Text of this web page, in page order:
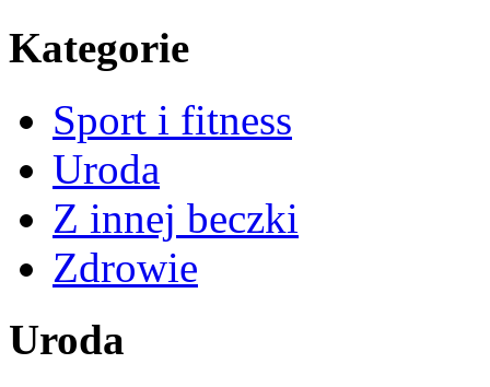
Kategorie
Sport i fitness
Uroda
Z innej beczki
Zdrowie
Uroda